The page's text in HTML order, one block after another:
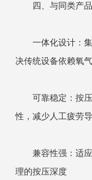
四、与同类产品
一体化设计：集
决传统设备依赖氧
可靠稳定：按压
性，减少人工疲劳
兼容性强：适应
理的按压深度